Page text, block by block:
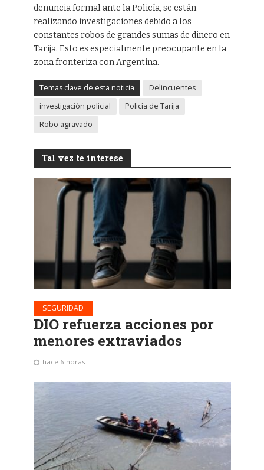
denuncia formal ante la Policía, se están
realizando investigaciones debido a los
constantes robos de grandes sumas de dinero en
Tarija. Esto es especialmente preocupante en la
zona fronteriza con Argentina.
Temas clave de esta noticia
Delincuentes
investigación policial
Policía de Tarija
Robo agravado
Tal vez te interese
SEGURIDAD
DIO refuerza acciones por
menores extraviados
hace 6 horas